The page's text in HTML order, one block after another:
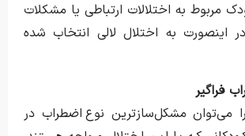
مربوط به اختلالات ارتباطی یا مشکلات
اینصورت به اختلال لالی انتخاب شده
فراگیر
را می‌توان مشکل‌سازترین نوع اضطراب در